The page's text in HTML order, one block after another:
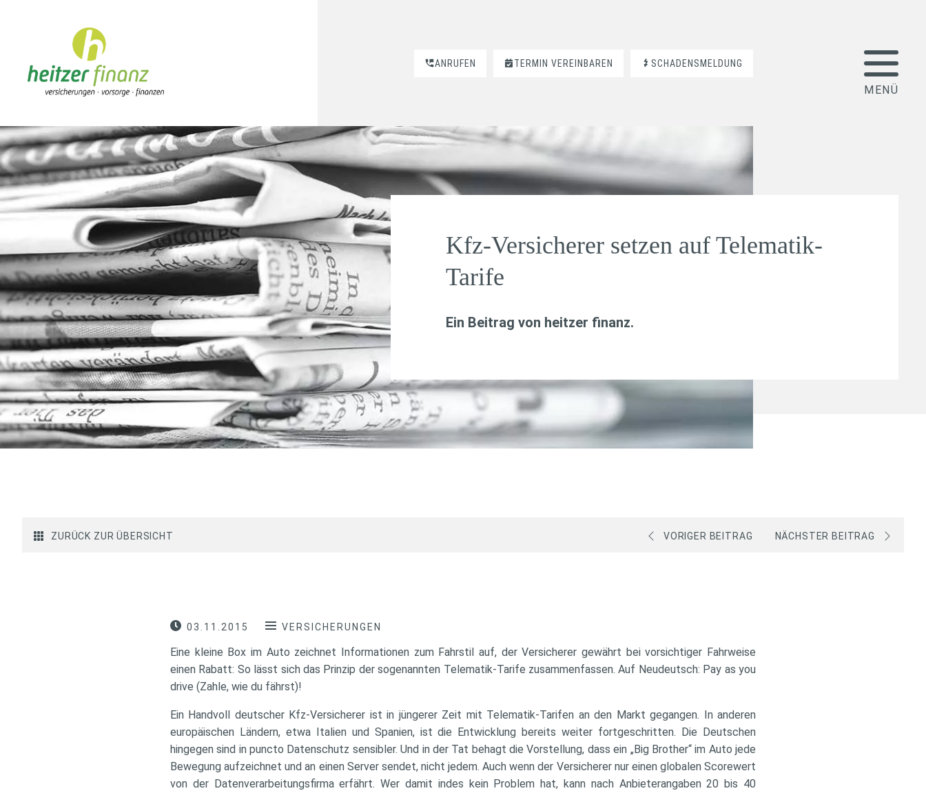
ANRUFEN TERMIN VEREINBAREN SCHADENSMELDUNG
Kfz-Versicherer setzen auf Telematik-
Tarife
Ein Beitrag von heitzer finanz.
ZURÜCK ZUR ÜBERSICHT VORIGER BEITRAG NÄCHSTER BEITRAG
03.11.2015 VERSICHERUNGEN
Eine kleine Box im Auto zeichnet Informationen zum Fahrstil auf, der Versicherer gewährt bei vorsichtiger Fahrweise
einen Rabatt: So lässt sich das Prinzip der sogenannten Telematik-Tarife zusammenfassen. Auf Neudeutsch: Pay as you
drive (Zahle, wie du fährst)!
Ein Handvoll deutscher Kfz-Versicherer ist in jüngerer Zeit mit Telematik-Tarifen an den Markt gegangen. In anderen
europäischen Ländern, etwa Italien und Spanien, ist die Entwicklung bereits weiter fortgeschritten. Die Deutschen
hingegen sind in puncto Datenschutz sensibler. Und in der Tat behagt die Vorstellung, dass ein „Big Brother“ im Auto jede
Bewegung aufzeichnet und an einen Server sendet, nicht jedem. Auch wenn der Versicherer nur einen globalen Scorewert
von der Datenverarbeitungsfirma erfährt. Wer damit indes kein Problem hat, kann nach Anbieterangaben 20 bis 40